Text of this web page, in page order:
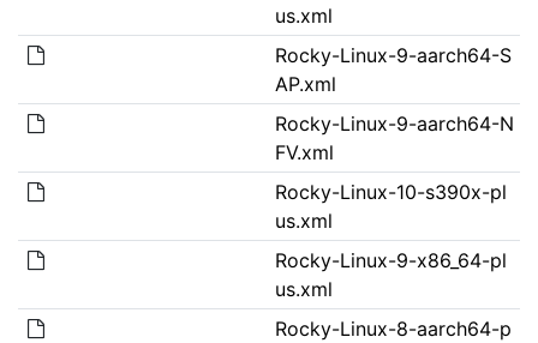
us.xml
Rocky-Linux-9-aarch64-S
AP.xml
Rocky-Linux-9-aarch64-N
FV.xml
Rocky-Linux-10-s390x-pl
us.xml
Rocky-Linux-9-x86_64-pl
us.xml
Rocky-Linux-8-aarch64-p